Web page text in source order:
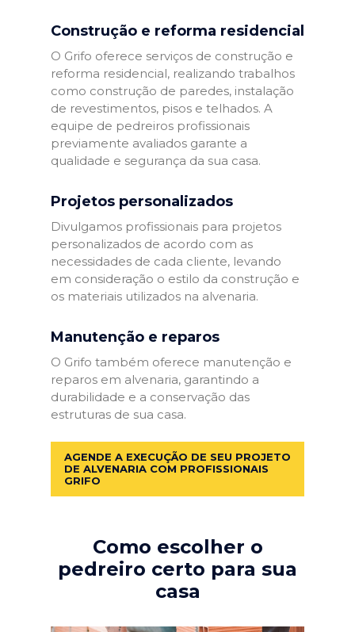
Construção e reforma residencial
O Grifo oferece serviços de construção e
reforma residencial, realizando trabalhos
como construção de paredes, instalação
de revestimentos, pisos e telhados. A
equipe de pedreiros profissionais
previamente avaliados garante a
qualidade e segurança da sua casa.
Projetos personalizados
Divulgamos profissionais para projetos
personalizados de acordo com as
necessidades de cada cliente, levando
em consideração o estilo da construção e
os materiais utilizados na alvenaria.
Manutenção e reparos
O Grifo também oferece manutenção e
reparos em alvenaria, garantindo a
durabilidade e a conservação das
estruturas de sua casa.
AGENDE A EXECUÇÃO DE SEU PROJETO
DE ALVENARIA COM PROFISSIONAIS
GRIFO
Como escolher o
pedreiro certo para sua
casa